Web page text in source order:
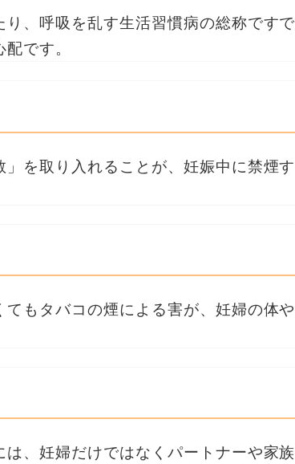
、呼吸を乱す生活習慣病の総称ですで
です。
を取り入れることが、妊娠中に禁煙す
もタバコの煙による害が、妊婦の体や
、妊婦だけではなくパートナーや家族